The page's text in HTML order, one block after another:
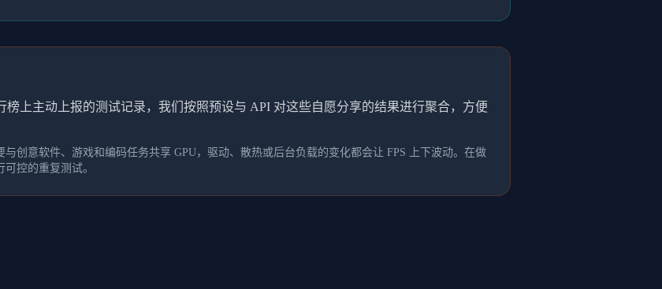
上主动上报的测试记录，我们按照预设与 API 对这些自愿分享的结果进行聚合，方便
创意软件、游戏和编码任务共享 GPU，驱动、散热或后台负载的变化都会让 FPS 上下波动。在做
控的重复测试。